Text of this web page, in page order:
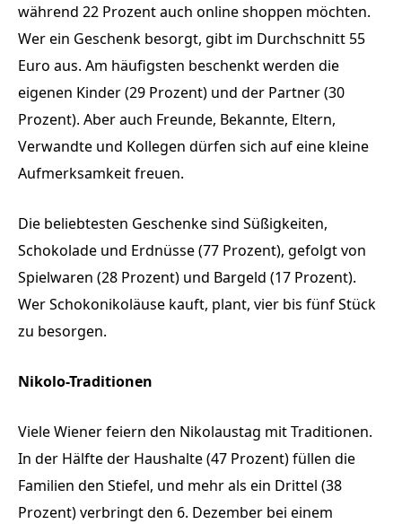
während 22 Prozent auch online shoppen möchten.
Wer ein Geschenk besorgt, gibt im Durchschnitt 55
Euro aus. Am häufigsten beschenkt werden die
eigenen Kinder (29 Prozent) und der Partner (30
Prozent). Aber auch Freunde, Bekannte, Eltern,
Verwandte und Kollegen dürfen sich auf eine kleine
Aufmerksamkeit freuen.
Die beliebtesten Geschenke sind Süßigkeiten,
Schokolade und Erdnüsse (77 Prozent), gefolgt von
Spielwaren (28 Prozent) und Bargeld (17 Prozent).
Wer Schokonikoläuse kauft, plant, vier bis fünf Stück
zu besorgen.
Nikolo-Traditionen
Viele Wiener feiern den Nikolaustag mit Traditionen.
In der Hälfte der Haushalte (47 Prozent) füllen die
Familien den Stiefel, und mehr als ein Drittel (38
Prozent) verbringt den 6. Dezember bei einem